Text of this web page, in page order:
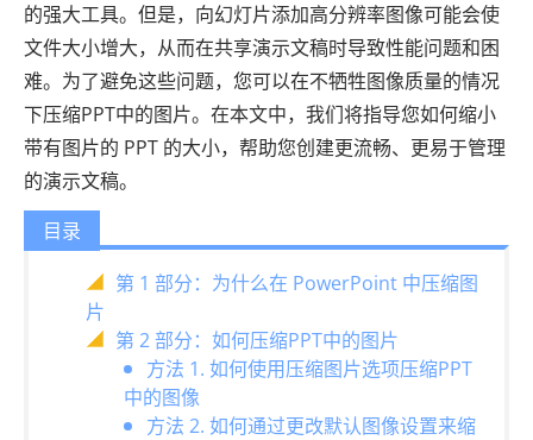
的强大工具。但是，向幻灯片添加高分辨率图像可能会使
文件大小增大，从而在共享演示文稿时导致性能问题和困
难。为了避免这些问题，您可以在不牺牲图像质量的情况
下压缩PPT中的图片。在本文中，我们将指导您如何缩小
带有图片的 PPT 的大小，帮助您创建更流畅、更易于管理
的演示文稿。
目录
第 1 部分：为什么在 PowerPoint 中压缩图
片
第 2 部分：如何压缩PPT中的图片
方法 1. 如何使用压缩图片选项压缩PPT
中的图像
方法 2. 如何通过更改默认图像设置来缩